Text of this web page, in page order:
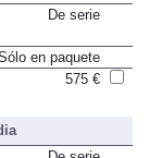
De serie
Sólo en paquete